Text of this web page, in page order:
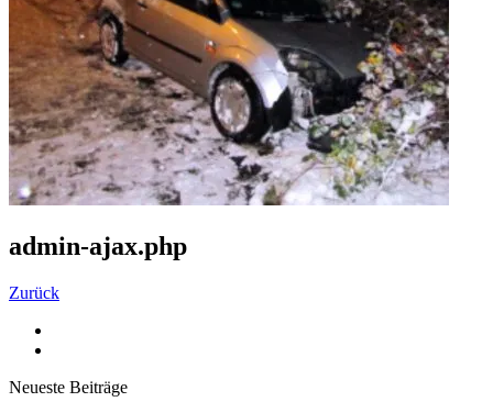
admin-ajax.php
Zurück
Neueste Beiträge